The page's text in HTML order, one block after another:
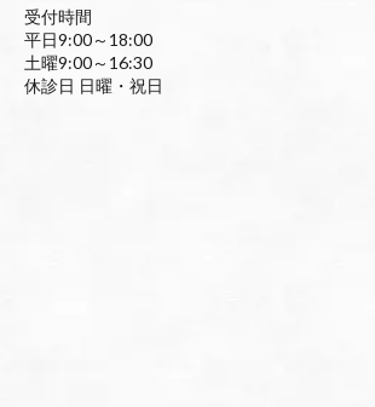
受付時間
平日9:00～18:00
土曜9:00～16:30
休診日 日曜・祝日